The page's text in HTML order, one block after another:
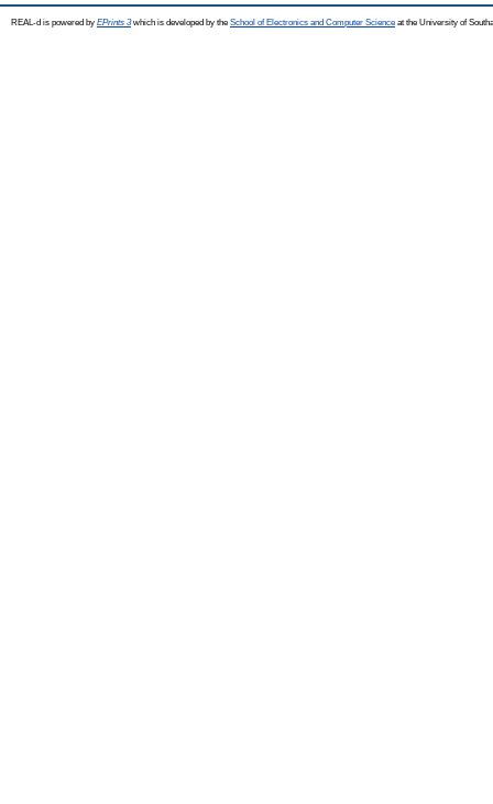
REAL-d is powered by EPrints 3which is developed by the School of Electronics and Computer Science at the University of